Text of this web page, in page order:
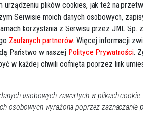
24
urządzeniu plików cookies, jak też na
Serwisie moich danych osobowych,
korzystania z Serwisu przez JML Sp.
Zaufanych partnerów. Więcej informacji
Państwo w naszej Polityce Prywatności.
w każdej chwili cofnięta poprzez link
osobowych zawartych w plikach cookie
osobowych wyrażona poprzez zaznaczanie